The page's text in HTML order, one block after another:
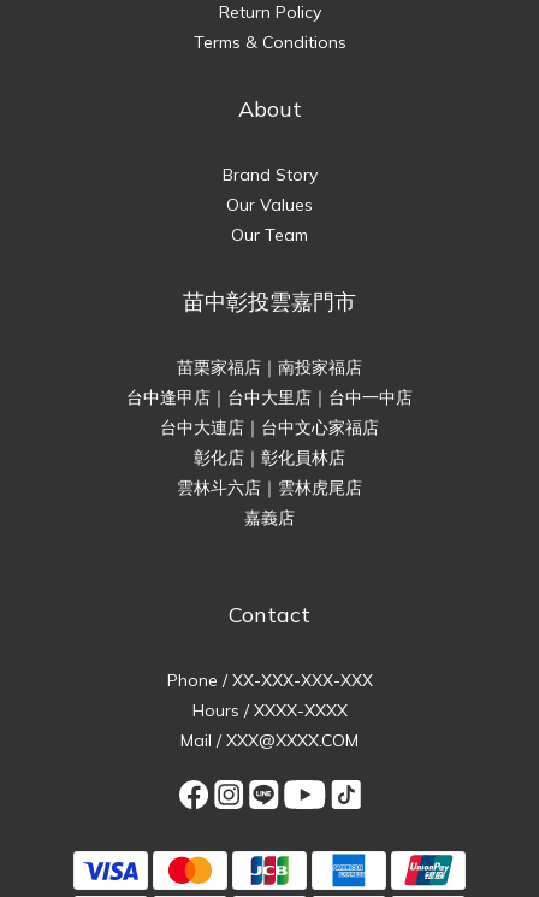
Return Policy
Terms & Conditions
About
Brand Story
Our Values
Our Team
苗中彰投雲嘉門市
苗栗家福店｜南投家福店
台中逢甲店｜台中大里店｜台中一中店
台中大連店｜台中文心家福店
彰化店｜彰化員林店
雲林斗六店｜雲林虎尾店
嘉義店
Contact
Phone / XX-XXX-XXX-XXX
Hours / XXXX-XXXX
Mail / XXX@XXXX.COM